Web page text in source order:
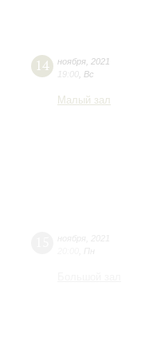
14 ноября 2021
19:00 Вс
Малый зал